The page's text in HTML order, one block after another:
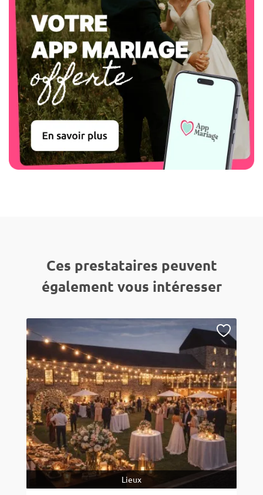
Ces prestataires peuvent
également vous intéresser
Lieux